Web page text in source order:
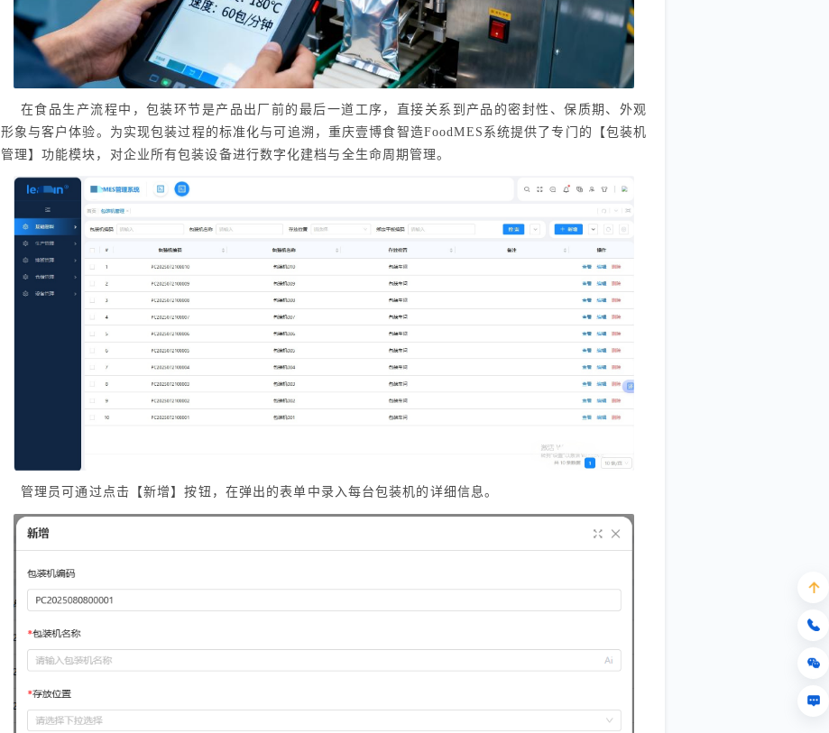
在食品生产流程中，包装环节是产品出厂前的最后一道工序，直接关系到产品的密封性、保质期、外观
形象与客户体验。为实现包装过程的标准化与可追溯，重庆壹博食智造FoodMES系统提供了专门的【包装机
管理】功能模块，对企业所有包装设备进行数字化建档与全生命周期管理。
管理员可通过点击【新增】按钮，在弹出的表单中录入每台包装机的详细信息。